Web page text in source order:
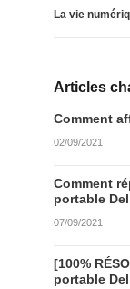
La vie
Articles
Comment
02/09/2021
Comment
portable
07/09/2021
[100%
portable